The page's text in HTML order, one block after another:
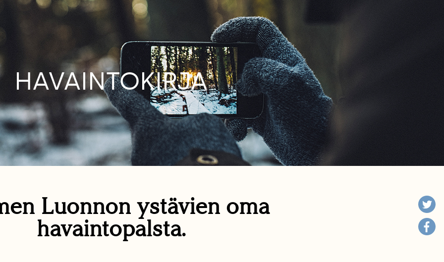
HAVAINTOKIRJA
Luonnon ystävien oma
havaintopalsta.